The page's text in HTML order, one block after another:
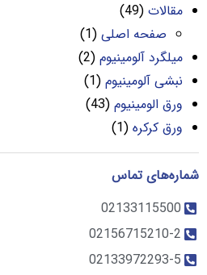
مقالات (49)
صفحه اصلی (1)
میلگرد آلومینیوم (2)
نبشی آلومینیوم (1)
ورق الومینیوم (43)
ورق کرکره (1)
شماره‌های تماس
02133115500
02156715210-2
02133972293-5